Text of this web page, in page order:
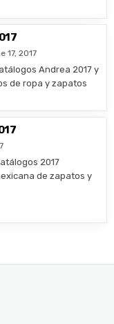
17, 2017
Andrea 2017 y
de ropa y zapatos
2017
de zapatos y